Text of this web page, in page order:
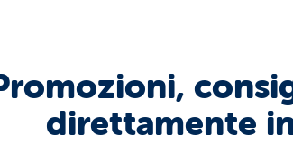
direttamente